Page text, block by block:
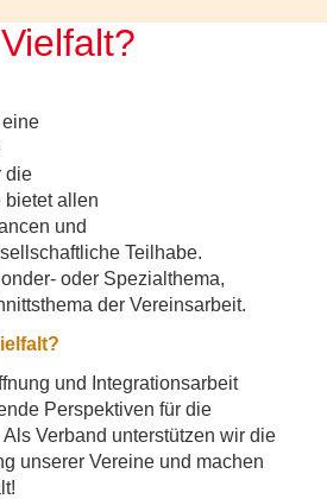
die
bietet allen
und
Teilhabe.
oder Spezialthema,
der Vereinsarbeit.
und Integrationsarbeit
Perspektiven für die
Verband unterstützen wir die
unserer Vereine und machen